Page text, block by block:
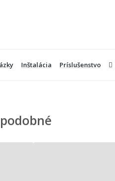
Inštalácia Príslušenstvo